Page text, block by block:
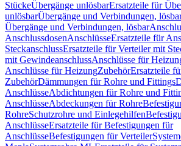
StückeÜbergänge unlösbarErsatzteile für
unlösbarÜbergänge und Verbindungen,
Übergänge und Verbindungen, lösbar
AnschlussdosenAnschlüsseErsatzteile für
SteckanschlussErsatzteile für Verteiler mit
mit GewindeanschlussAnschlüsse für
Anschlüsse für HeizungZubehörErsatzteile
ZubehörDämmungen für Rohre und Fittings
AnschlüsseAbdichtungen für Rohre und
AnschlüsseAbdeckungen für Rohre
RohreSchutzrohre und Einlegehilfen
AnschlüsseErsatzteile für Befestigungen für
AnschlüsseBefestigungen für Verteiler